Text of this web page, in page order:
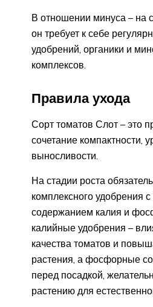
В отношении минуса – на
он требует к себе
удобрений, органики и
комплексов.
Правила ухода
Сорт томатов Слот – это
сочетание компактности,
выносливости.
На стадии роста
комплексного удобрения
содержанием калия и
калийные удобрения –
качества томатов и
растения, а фосфорные
перед посадкой,
растению для